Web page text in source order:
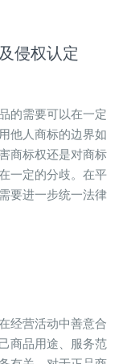
侵权认定
的需要可以在一定
他人商标的边界如
商标权还是对商标
一定的分歧。在平
要进一步统一法律
经营活动中善意合
商品用途、服务范